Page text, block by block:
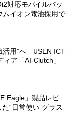
対応モバイルバッ
イオン電池採用で
活用”へ USEN ICT
ア「AI-Clutch」
Eagle」製品レビ
“日常使い”グラス